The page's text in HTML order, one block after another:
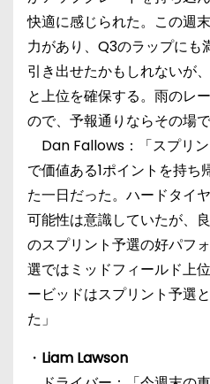
快適に感じられた。この週
力があり、Q3のラップにも
引き出せたかもしれないが
と上位を確保する。雨のレ
ので、予報通りならその場
Dan Fallows：「スプリ
で価値ある1ポイントを持ち
た一日だった。ハードタイ
可能性は意識していたが、
のスプリント予選の好パフ
選ではミッドフィールド上
ービッドはスプリント予選
た」
・ Liam Lawson